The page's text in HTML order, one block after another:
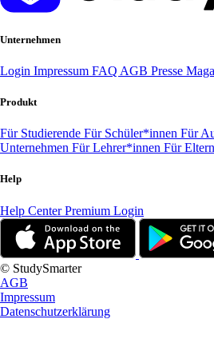
Unternehmen
Login Impressum FAQ AGB Presse
Produkt
Für Studierende Für Schüler*innen Für
Unternehmen Für Lehrer*innen Für Eltern
Help
Help CenterPremium Login
© StudySmarter
AGB
Impressum
Datenschutzerklärung